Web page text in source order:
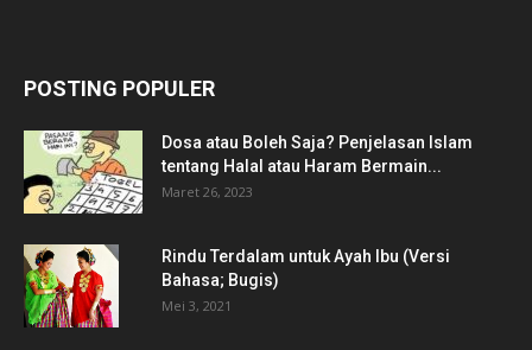
POSTING POPULER
Dosa atau Boleh Saja? Penjelasan Islam
tentang Halal atau Haram Bermain...
Maret 26, 2023
Rindu Terdalam untuk Ayah Ibu (Versi
Bahasa; Bugis)
Mei 3, 2021